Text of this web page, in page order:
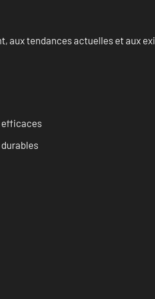
aux tendances actuelles et aux
efficaces